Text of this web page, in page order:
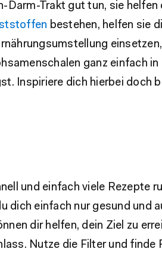
Trakt gut tun, sie helfen
bestehen, helfen sie
ganz einfach
Inspiriere dich hierbei doch
und einfach viele Rezepte
dich einfach nur gesund und
dir helfen, dein Ziel zu
Nutze die Filter und finde